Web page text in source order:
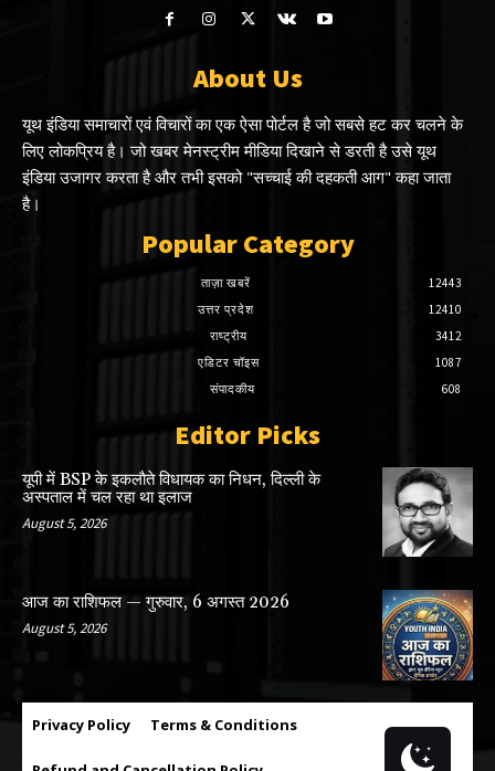
About Us
यूथ इंडिया समाचारों एवं विचारों का एक ऐसा पोर्टल है जो सबसे हट कर चलने के
लिए लोकप्रिय है। जो खबर मेनस्ट्रीम मीडिया दिखाने से डरती है उसे यूथ
इंडिया उजागर करता है और तभी इसको "सच्चाई की दहकती आग" कहा जाता
है।
Popular Category
ताज़ा खबरें
12443
उत्तर प्रदेश
12410
राष्ट्रीय
3412
एडिटर चॉइस
1087
संपादकीय
608
Editor Picks
यूपी में BSP के इकलाैते विधायक का निधन, दिल्ली के
अस्पताल में चल रहा था इलाज
August 5, 2026
आज का राशिफल — गुरुवार, 6 अगस्त 2026
August 5, 2026
Privacy Policy Terms & Conditions